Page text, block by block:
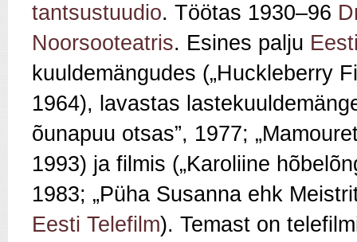
tantsustuudio. Töötas 1930–96
Noorsooteatris. Esines palju
kuuldemängudes („Huckleberry
1964), lavastas
õunapuu otsas”, 1977;
1993) ja filmis („Karoliine
1983; „Püha Susanna ehk
Eesti Telefilm). Temast on